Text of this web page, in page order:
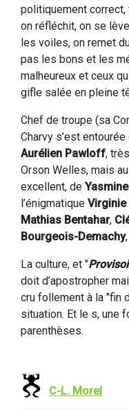
politiquement
on réfléchit, on se
les voiles, on remet
pas les bons et les
malheureux et ceux
gifle salée en pleine
Chef de troupe (sa
Charvy s’est
Aurélien Pawloff,
Orson Welles, mais
excellent, de
l’énigmatique Virginie
Mathias Bentahar,
Bourgeois-Demachy
La culture, et "
doit d’apostropher
cru follement à la "fin
situation. Et le s, une
parenthèses.
C-L. Morel